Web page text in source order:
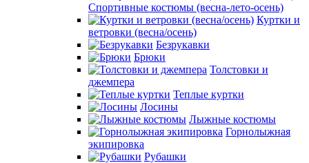
Спортивные костюмы (весна-лето-осень)
Куртки и
ветровки (весна/осень)
Безрукавки
Брюки
Толстовки и
джемпера
Теплые куртки
Лосины
Лыжные костюмы
Горнолыжная
экипировка
Рубашки